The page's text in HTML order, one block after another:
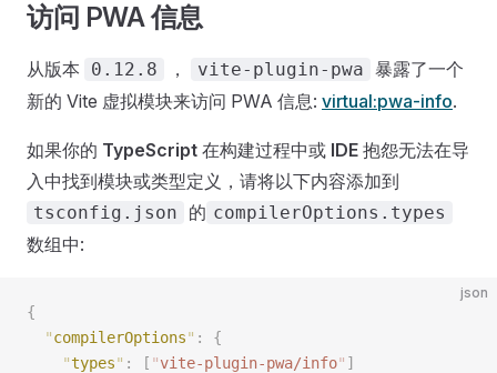
访问 PWA 信息
从版本 0.12.8 ， vite-plugin-pwa 暴露了一个
新的 Vite 虚拟模块来访问 PWA 信息: virtual:pwa-info.
如果你的 TypeScript 在构建过程中或 IDE 抱怨无法在导
入中找到模块或类型定义，请将以下内容添加到
tsconfig.json 的 compilerOptions.types
数组中:
json
{
  "
compilerOptions" :
{
    "
types" : [ "vite-plugin-pwa/info" ]